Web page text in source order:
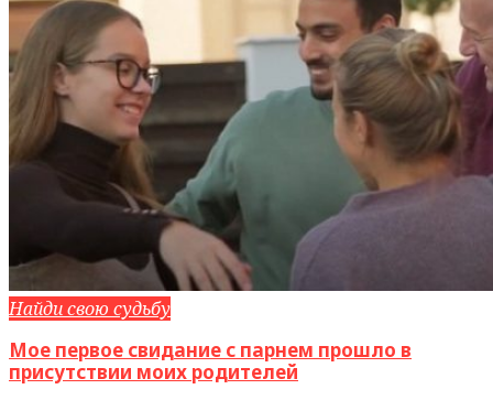
Найди свою судьбу
Мое первое свидание с парнем прошло в
присутствии моих родителей